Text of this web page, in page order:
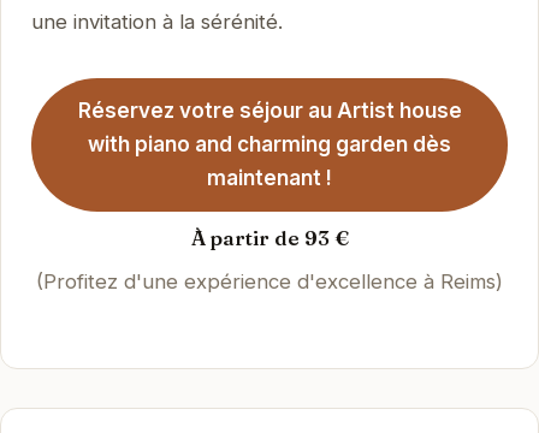
une invitation à la sérénité.
Réservez votre séjour au Artist house
with piano and charming garden dès
maintenant !
À partir de 93 €
(Profitez d'une expérience d'excellence à Reims)